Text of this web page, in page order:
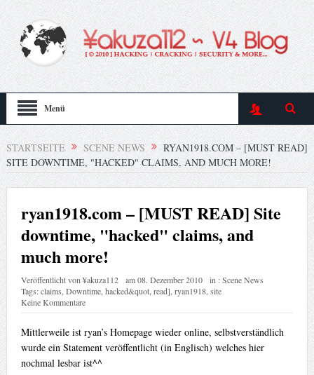
Menü
STARTSEITE SCENE NEWS
RYAN1918.COM – [MUST READ]
SITE DOWNTIME, "HACKED" CLAIMS, AND MUCH MORE!
ryan1918.com – [MUST READ] Site
downtime, "hacked" claims, and
much more!
Veröffentlicht von¥akuza112 am08. Dezember 2010 in :Scene News
Tags:claims Downtime, hacked&quot, read] ryan1918, site
Keine Kommentare
Mittlerweile ist ryan’s Homepage wieder online, selbstverständlich
wurde ein Statement veröffentlicht (in Englisch) welches hier
nochmal lesbar ist^^